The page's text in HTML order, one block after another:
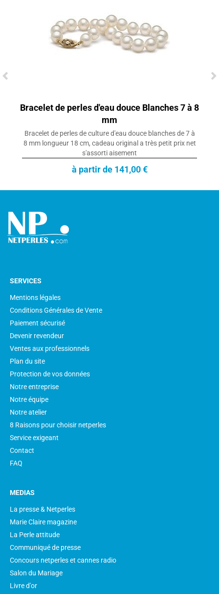
Bracelet de perles d'eau douce Blanches 7 à 8
mm
Bracelet de perles de culture d'eau douce blanches de 7 à
8 mm longueur 18 cm, cadeau original a très petit prix net
s'assorti aisement
à partir de 141,00 €
SERVICES
Mentions légales
Conditions Générales de Vente
Paiement sécurisé
Devenir revendeur
Ventes aux professionnels
Plan du site
Protection de vos données
Notre entreprise
Notre équipe
Notre atelier
8 Raisons pour choisir netperles
Service exigeant
Contact
FAQ
MEDIAS
La presse & Netperles
Marie Claire magazine
La Perle attitude
Communiqué de presse
Concours netperles et cannes radio
Salon du Mariage
Livre d'or